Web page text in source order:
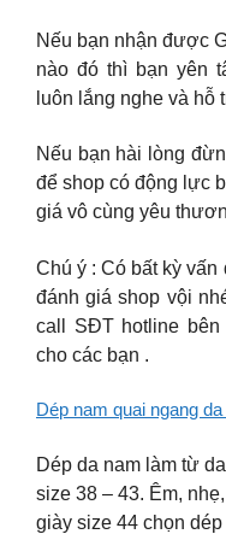
Nếu bạn nhận được
nào đó thì bạn yên
luôn lắng nghe và hỗ
Nếu bạn hài lòng
để shop có động lực
giá vô cùng yêu
Chú ý : Có bất kỳ
đánh giá shop vội
call SĐT hotline bên
cho các bạn .
Dép nam quai ngang
Dép da nam làm từ
size 38 – 43. Êm,
giày size 44 chọn